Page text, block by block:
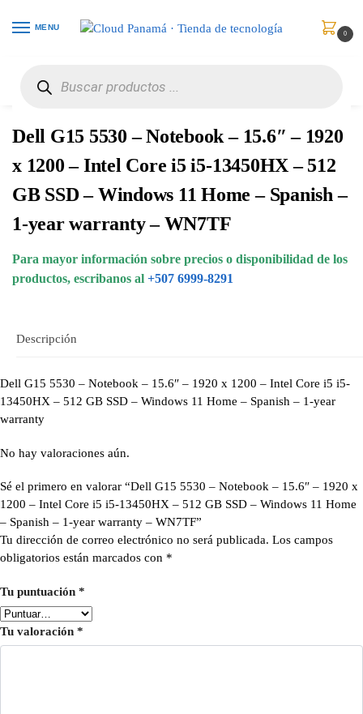
MENU
0
Dell G15 5530 – Notebook – 15.6″ – 1920
x 1200 – Intel Core i5 i5-13450HX – 512
GB SSD – Windows 11 Home – Spanish –
1-year warranty – WN7TF
Para mayor información sobre precios o disponibilidad de los
productos, escribanos al +507 6999-8291
Descripción
Dell G15 5530 – Notebook – 15.6″ – 1920 x 1200 – Intel Core i5 i5-
13450HX – 512 GB SSD – Windows 11 Home – Spanish – 1-year
warranty
No hay valoraciones aún.
Sé el primero en valorar “Dell G15 5530 – Notebook – 15.6″ – 1920 x
1200 – Intel Core i5 i5-13450HX – 512 GB SSD – Windows 11 Home
– Spanish – 1-year warranty – WN7TF”
Tu dirección de correo electrónico no será publicada. Los campos
obligatorios están marcados con *
Tu puntuación *
Tu valoración *